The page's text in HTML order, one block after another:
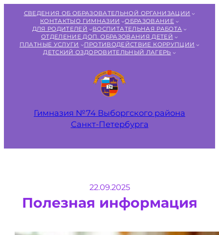
Перейти
содержимому
СВЕДЕНИЯ ОБ ОБРАЗОВАТЕЛЬНОЙ ОРГАНИЗАЦИИ
КОНТАКТЫО ГИМНАЗИИ
ОБРАЗОВАНИЕ
ДЛЯ РОДИТЕЛЕЙ
ВОСПИТАТЕЛЬНАЯ РАБОТА
ОТДЕЛЕНИЕ ДОП. ОБРАЗОВАНИЯ ДЕТЕЙ
ПЛАТНЫЕ УСЛУГИ
ПРОТИВОДЕЙСТВИЕ КОРРУПЦИИ
ДЕТСКИЙ ОЗДОРОВИТЕЛЬНЫЙ ЛАГЕРЬ
Гимназия №74 Выборгского района
Санкт‑Петербурга
22.09.2025
Полезная информация